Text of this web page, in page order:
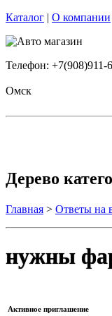
Каталог | О компании
Телефон: +7(908)911-
Омск
Дерево
Главная > Ответы на
нужны
Активное приглашение